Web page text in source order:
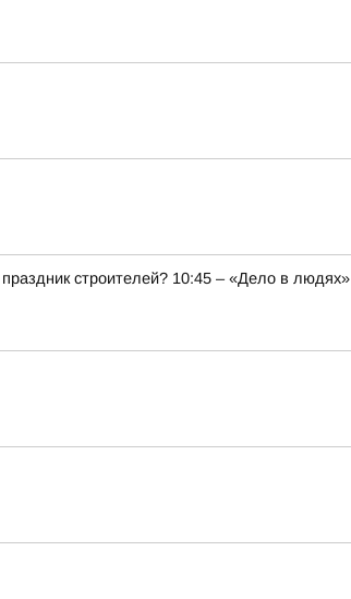
строителей? 10:45 – «Дело в людях»